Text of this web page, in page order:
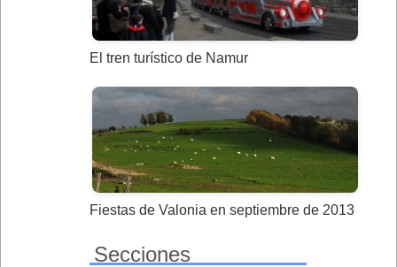
El tren turístico de Namur
Fiestas de Valonia en septiembre de 2013
Secciones